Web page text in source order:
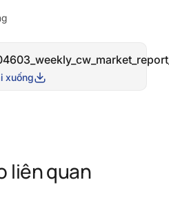
xuống
liên quan